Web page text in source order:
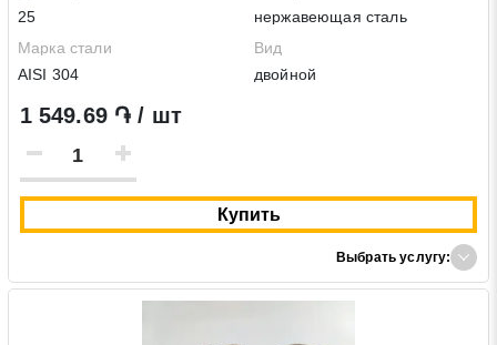
25
нержавеющая сталь
Марка стали
AISI 304
Вид
двойной
1 549.69 ֏ / шт
Купить
Выбрать услугу: